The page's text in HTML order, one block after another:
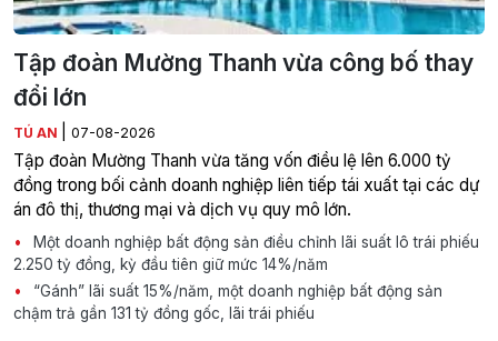
Tập đoàn Mường Thanh vừa công bố thay
đổi lớn
TÚ AN 07-08-2026
Tập đoàn Mường Thanh vừa tăng vốn điều lệ lên 6.000 tỷ
đồng trong bối cảnh doanh nghiệp liên tiếp tái xuất tại các dự
án đô thị, thương mại và dịch vụ quy mô lớn.
Một doanh nghiệp bất động sản điều chỉnh lãi suất lô trái phiếu
2.250 tỷ đồng, kỳ đầu tiên giữ mức 14%/năm
“Gánh” lãi suất 15%/năm, một doanh nghiệp bất động sản
chậm trả gần 131 tỷ đồng gốc, lãi trái phiếu